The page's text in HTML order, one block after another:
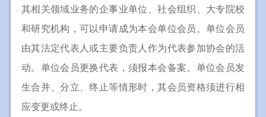
其相关领域业务的企事业单位、社会组织、大专院校
和研究机构，可以申请成为本会单位会员。单位会员
由其法定代表人或主要负责人作为代表参加协会的活
动。单位会员更换代表，须报本会备案。单位会员发
生合并、分立、终止等情形时，其会员资格须进行相
应变更或终止。